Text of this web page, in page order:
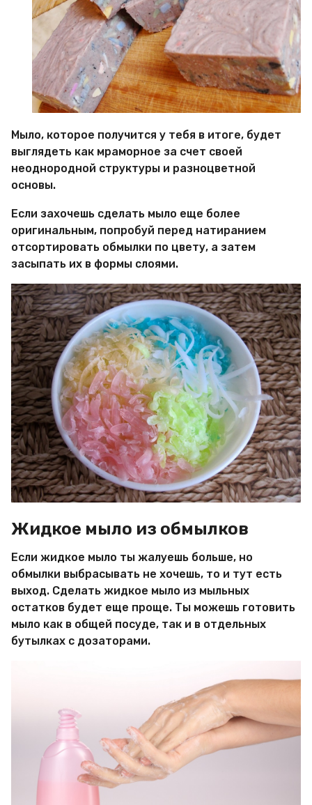
Мыло, которое получится у тебя в итоге, будет
выглядеть как мраморное за счет своей
неоднородной структуры и разноцветной
основы.
Если захочешь сделать мыло еще более
оригинальным, попробуй перед натиранием
отсортировать обмылки по цвету, а затем
засыпать их в формы слоями.
Жидкое мыло из обмылков
Если жидкое мыло ты жалуешь больше, но
обмылки выбрасывать не хочешь, то и тут есть
выход. Сделать жидкое мыло из мыльных
остатков будет еще проще. Ты можешь готовить
мыло как в общей посуде, так и в отдельных
бутылках с дозаторами.